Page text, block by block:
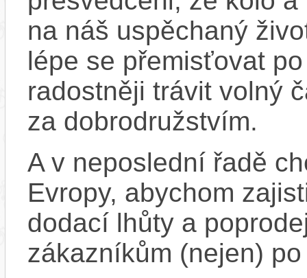
na náš uspěchaný
lépe se přemisťovat
radostněji trávit volný
za dobrodružstvím.
A v neposlední řadě
Evropy, abychom
dodací lhůty a
zákazníkům (nejen)